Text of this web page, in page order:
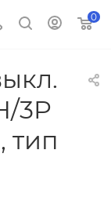
0
3P
тип